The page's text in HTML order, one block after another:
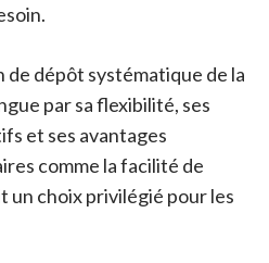
de dépôt systématique de la
par sa flexibilité, ses
et ses avantages
comme la facilité de
un choix privilégié pour les